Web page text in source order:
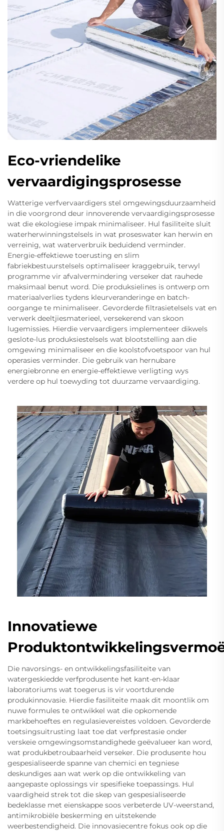
Eco-vriendelike
vervaardigingsprosesse
Watterige verfvervaardigers stel omgewingsduurzaamheid
in die voorgrond deur innoverende vervaardigingsprosesse
wat die ekologiese impak minimaliseer. Hul fasiliteite sluit
waterherwinningstelsels in wat proseswater kan herwin en
verreinig, wat waterverbruik beduidend verminder.
Energie-effektiewe toerusting en slim
fabriekbestuurstelsels optimaliseer kraggebruik, terwyl
programme vir afvalvermindering verseker dat rauhede
maksimaal benut word. Die produksielines is ontwerp om
materiaalverlies tydens kleurveranderinge en batch-
oorgange te minimaliseer. Gevorderde filtrasietelsels vat en
verwerk deeltjiesmaterieel, versekerend van skoon
lugemissies. Hierdie vervaardigers implementeer dikwels
geslote-lus produksiestelsels wat blootstelling aan die
omgewing minimaliseer en die koolstofvoetspoor van hul
operasies verminder. Die gebruik van hernubare
energiebronne en energie-effektiewe verligting wys
verdere op hul toewyding tot duurzame vervaardiging.
Innovatiewe
Die navorsings- en ontwikkelingsfasiliteite van
watergeskiedde verfprodusente het kant-en-klaar
laboratoriums wat toegerus is vir voortdurende
produkinnovasie. Hierdie fasiliteite maak dit moontlik om
nuwe formules te ontwikkel wat die opkomende
markbehoeftes en regulasievereistes voldoen. Gevorderde
toetsingsuitrusting laat toe dat verfprestasie onder
verskeie omgewingsomstandighede geëvalueer kan word,
wat produkbetroubaarheid verseker. Die produsente hou
gespesialiseerde spanne van chemici en tegniese
deskundiges aan wat werk op die ontwikkeling van
aangepaste oplossings vir spesifieke toepassings. Hul
vaardigheid strek tot die skep van gespesialiseerde
bedeklasse met eienskappe soos verbeterde UV-weerstand,
antimikrobiële beskerming en uitstekende
weerbestendigheid. Die innovasiecentre fokus ook op die